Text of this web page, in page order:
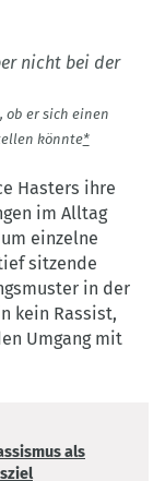
nicht bei der
ob er sich einen
könnte*
Hasters ihre
im Alltag
einzelne
sitzende
in der
kein Rassist,
Umgang mit
als